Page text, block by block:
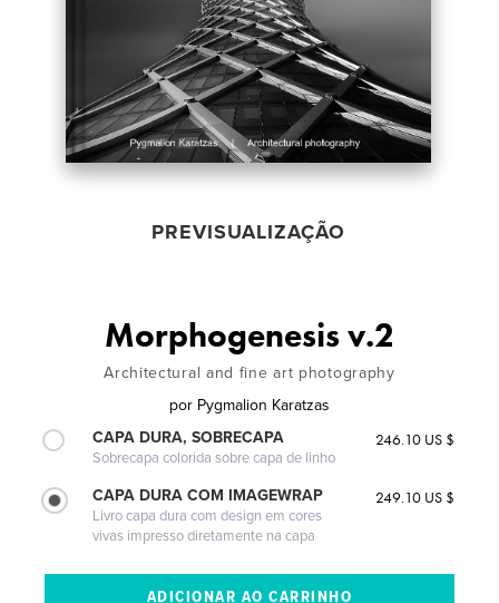
PREVISUALIZAÇÃO
Morphogenesis v.2
Architectural and fine art photography
por Pygmalion Karatzas
CAPA DURA, SOBRECAPA
Sobrecapa colorida sobre capa de linho
246.10 US $
CAPA DURA COM IMAGEWRAP
Livro capa dura com design em cores
vivas impresso diretamente na capa
249.10 US $